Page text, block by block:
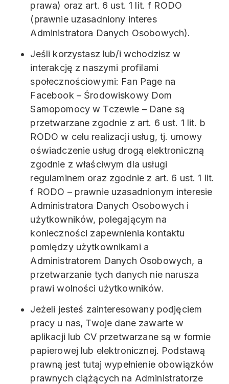
prawa) oraz art. 6 ust. 1 lit. f RODO
(prawnie uzasadniony interes
Administratora Danych Osobowych).
Jeśli korzystasz lub/i wchodzisz w
interakcję z naszymi profilami
społecznościowymi: Fan Page na
Facebook – Środowiskowy Dom
Samopomocy w Tczewie – Dane są
przetwarzane zgodnie z art. 6 ust. 1 lit. b
RODO w celu realizacji usług, tj. umowy
oświadczenie usług drogą elektroniczną
zgodnie z właściwym dla usługi
regulaminem oraz zgodnie z art. 6 ust. 1 lit.
f RODO – prawnie uzasadnionym interesie
Administratora Danych Osobowych i
użytkowników, polegającym na
konieczności zapewnienia kontaktu
pomiędzy użytkownikami a
Administratorem Danych Osobowych, a
przetwarzanie tych danych nie narusza
prawi wolności użytkowników.
Jeżeli jesteś zainteresowany podjęciem
pracy u nas, Twoje dane zawarte w
aplikacji lub CV przetwarzane są w formie
papierowej lub elektronicznej. Podstawą
prawną jest tutaj wypełnienie obowiązków
prawnych ciążących na Administratorze